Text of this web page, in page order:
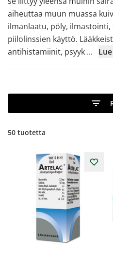
aiheuttaa muun muassa
ilmanlaatu, pöly,
piilolinssien käyttö.
antihistamiinit, psyyk ...
50 tuotetta